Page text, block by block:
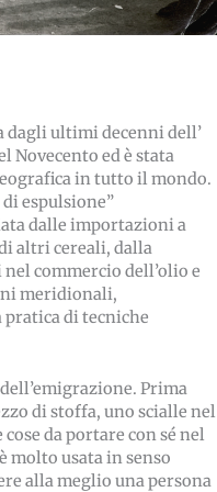
dagli ultimi decenni dell’
Novecento ed è stata
in tutto il mondo.
espulsione”
dalle importazioni a
altri cereali, dalla
commercio dell’olio e
meridionali,
pratica di tecniche
Prima
di stoffa, uno scialle nel
da portare con sé nel
molto usata in senso
alla meglio una persona